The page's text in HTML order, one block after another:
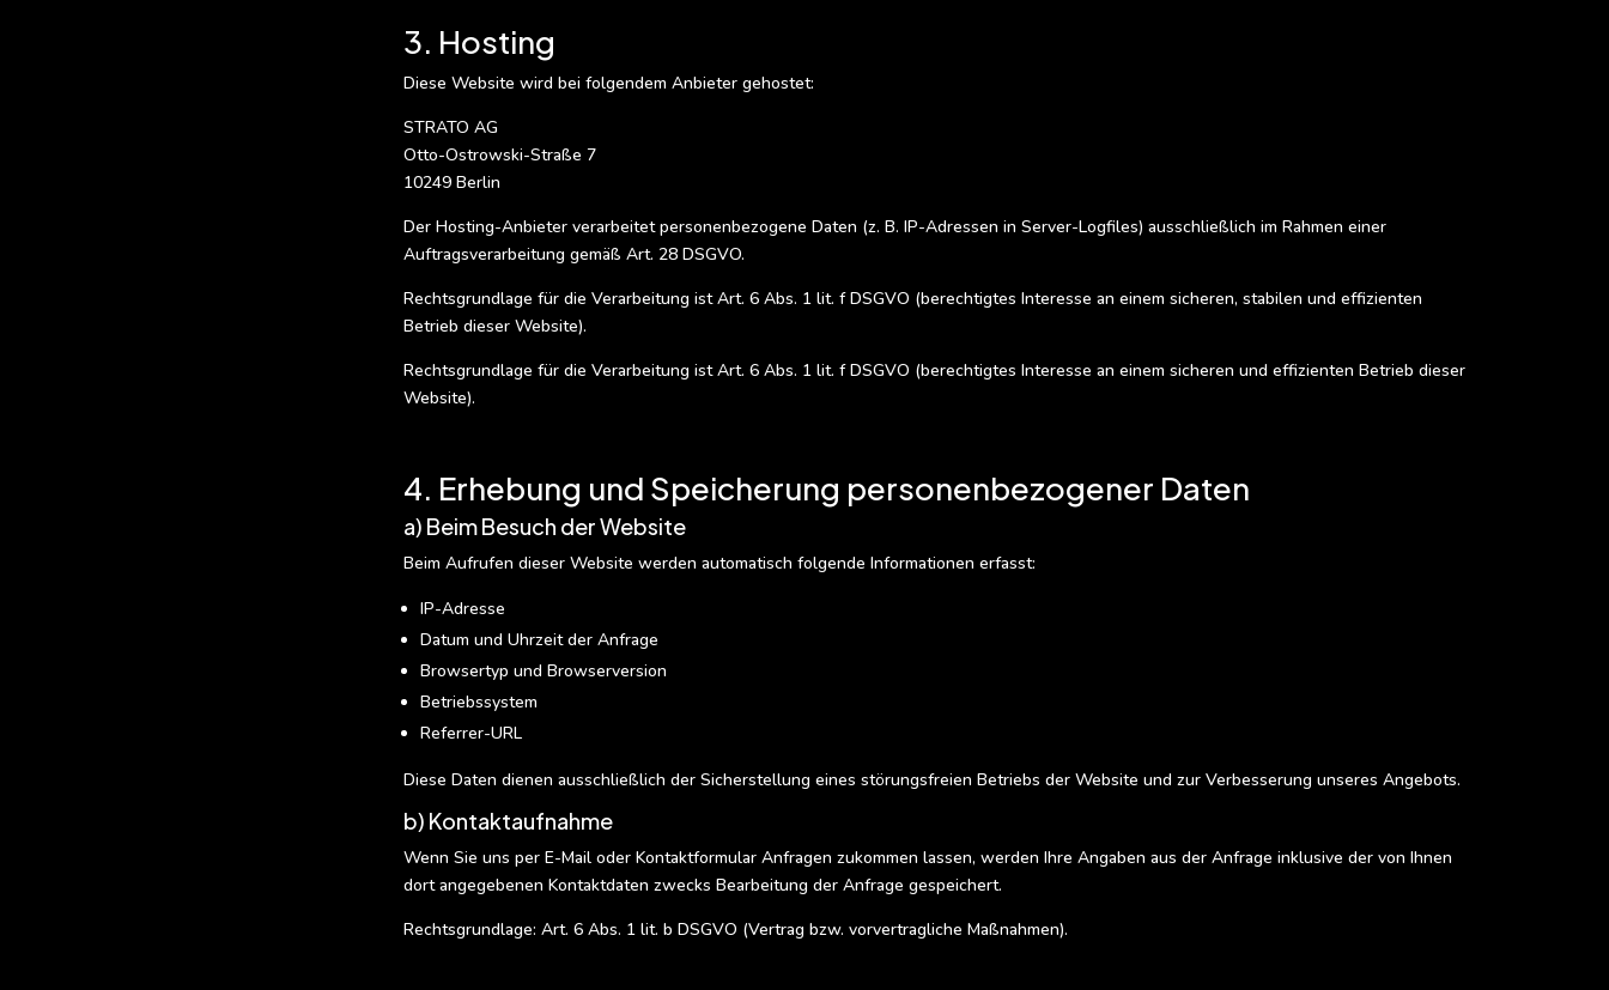
3. Hosting
Diese Website wird bei folgendem Anbieter gehostet:
STRATO AG
Otto-Ostrowski-Straße 7
10249 Berlin
Der Hosting-Anbieter verarbeitet personenbezogene Daten (z. B. IP-Adressen in Server-Logfiles) ausschließlich im Rahmen einer
Auftragsverarbeitung gemäß Art. 28 DSGVO.
Rechtsgrundlage für die Verarbeitung ist Art. 6 Abs. 1 lit. f DSGVO (berechtigtes Interesse an einem sicheren, stabilen und effizienten
Betrieb dieser Website).
Rechtsgrundlage für die Verarbeitung ist Art. 6 Abs. 1 lit. f DSGVO (berechtigtes Interesse an einem sicheren und effizienten Betrieb dieser
Website).
4. Erhebung und Speicherung personenbezogener Daten
a) Beim Besuch der Website
Beim Aufrufen dieser Website werden automatisch folgende Informationen erfasst:
IP-Adresse
Datum und Uhrzeit der Anfrage
Browsertyp und Browserversion
Betriebssystem
Referrer-URL
Diese Daten dienen ausschließlich der Sicherstellung eines störungsfreien Betriebs der Website und zur Verbesserung unseres Angebots.
b) Kontaktaufnahme
Wenn Sie uns per E-Mail oder Kontaktformular Anfragen zukommen lassen, werden Ihre Angaben aus der Anfrage inklusive der von Ihnen
dort angegebenen Kontaktdaten zwecks Bearbeitung der Anfrage gespeichert.
Rechtsgrundlage: Art. 6 Abs. 1 lit. b DSGVO (Vertrag bzw. vorvertragliche Maßnahmen).